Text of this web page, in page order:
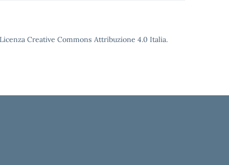
Creative Commons Attribuzione 4.0 Italia.